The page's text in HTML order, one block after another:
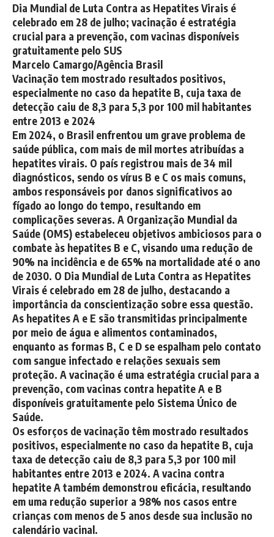
Dia Mundial de Luta Contra as Hepatites Virais é
celebrado em 28 de julho; vacinação é estratégia
crucial para a prevenção, com vacinas disponíveis
gratuitamente pelo SUS
Marcelo Camargo/Agência Brasil
Vacinação tem mostrado resultados positivos,
especialmente no caso da hepatite B, cuja taxa de
detecção caiu de 8,3 para 5,3 por 100 mil habitantes
entre 2013 e 2024
Em 2024, o Brasil enfrentou um grave problema de
saúde pública, com mais de mil mortes atribuídas a
hepatitesvirais. O país registrou mais de 34 mil
diagnósticos, sendo os vírus B e C os mais comuns,
ambos responsáveis por danos significativos ao
fígado ao longo do tempo, resultando em
complicações severas. A Organização Mundial da
Saúde (OMS) estabeleceu objetivos ambiciosos para o
combate às hepatites B e C, visando uma redução de
90% na incidência e de 65% na mortalidade até o ano
de 2030. O Dia Mundial de Luta Contra as Hepatites
Virais é celebrado em 28 de julho, destacando a
importância da conscientização sobre essa questão.
As hepatites A e E são transmitidas principalmente
por meio de água e alimentos contaminados,
enquanto as formas B, C e D se espalham pelo contato
com sangue infectado e relações sexuais sem
proteção. A vacinação é uma estratégia crucial para a
prevenção, com vacinas contra hepatite A e B
disponíveis gratuitamente pelo Sistema Único de
Saúde.
Os esforços de vacinação têm mostrado resultados
positivos, especialmente no caso da hepatite B, cuja
taxa de detecção caiu de 8,3 para 5,3 por 100 mil
habitantes entre 2013 e 2024. A vacina contra
hepatite A também demonstrou eficácia, resultando
em uma redução superior a 98% nos casos entre
crianças com menos de 5 anos desde sua inclusão no
calendário vacinal.